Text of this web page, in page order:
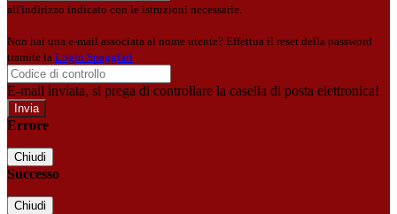
all'indirizzo indicato con le istruzioni necessarie.
Non hai una e-mail associata al nome utente? Effettua il reset della password
tramite la Login Spaggiari
E-mail inviata, si prega di controllare la casella di posta elettronica!
Errore
Chiudi
Successo
Chiudi